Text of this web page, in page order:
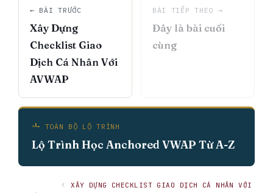
← BÀI TRƯỚC
Xây Dựng
Checklist Giao
Dịch Cá Nhân Với
AVWAP
BÀI TIẾP THEO →
Đây là bài cuối
cùng
TOÀN BỘ LỘ TRÌNH
Lộ Trình Học Anchored VWAP Từ A-Z
XÂY DỰNG CHECKLIST GIAO DỊCH CÁ NHÂN VỚI